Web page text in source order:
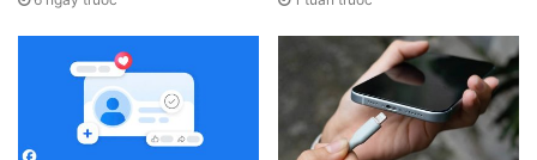
Việc đóng ứng dụng âm nhạc có chứa bản nhạc sẽ giúp ích
cho việc bản thông báo tiện ích sẽ được tắt đi và không còn
phiền toái cho bạn. Bạn thực hiện
vuốt lêntrên màn hình
chính từ cạnh dưới và giữ ngón tay cho đến khi bạn nhìn